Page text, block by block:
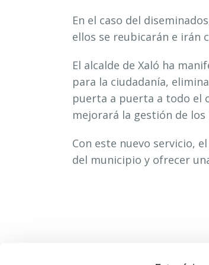
En el caso del
ellos se reubicarán e irán
El alcalde de Xaló ha
para la ciudadanía,
puerta a puerta a todo el
mejorará la gestión de
Con este nuevo servicio,
del municipio y ofrecer